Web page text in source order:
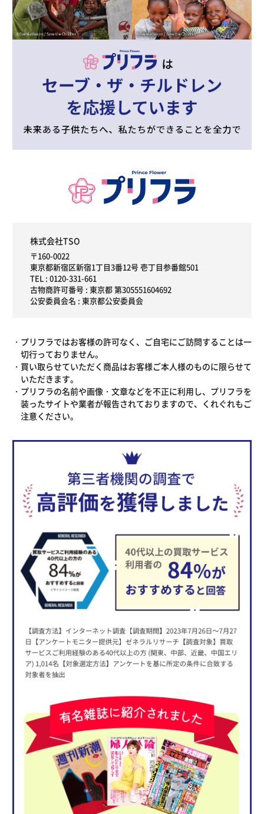
株式会社TSO
〒160-0022
東京都新宿区新宿1丁目3番12号 壱丁目参番館501
TEL : 0120-331-661
古物商許可番号 : 東京都 第305551604692
公安委員会名 : 東京都公安委員会
プリフラではお客様の許可なく、ご自宅にご訪問することは一
切行っておりません。
買い取らせていただく商品はお客様ご本人様のものに限らせて
いただきます。
プリフラの名前や画像・文章などを不正に利用し、プリフラを
装ったサイトや業者が報告されておりますので、くれぐれもご
注意ください。